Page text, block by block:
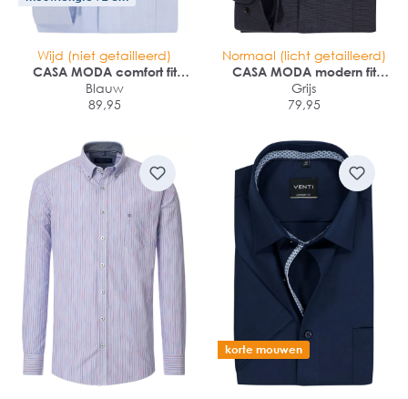
Wijd (niet getailleerd)
CASA MODA comfort fit
overhemd
Blauw
89,95
Normaal (licht getailleerd)
CASA MODA modern fit
overhemd
Grijs
79,95
korte mouwen